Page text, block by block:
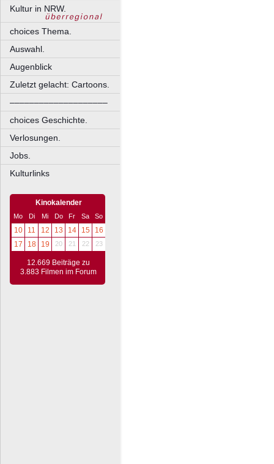
Kultur in NRW.
choices Thema.
Auswahl.
Augenblick
Zuletzt gelacht: Cartoons.
––––––––––––––––––––
choices Geschichte.
Verlosungen.
Jobs.
Kulturlinks
Kinokalender
Mo Di Mi Do Fr Sa So
10 11 12 13 14 15
16
17
18 19 20 21 22 23
12.669 Beiträge zu
3.883 Filmen im Forum